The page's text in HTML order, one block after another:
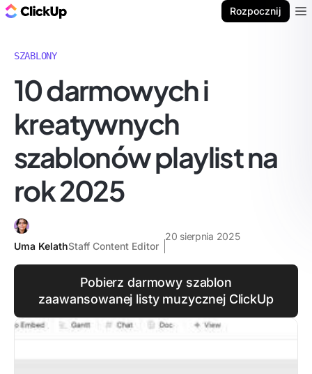
Rozpocznij
SZABLONY
10 darmowych i
kreatywnych
szablonów playlist na
rok 2025
Uma KelathStaff Content Editor
20 sierpnia 2025
Pobierz darmowy szablon
zaawansowanej listy muzycznej ClickUp